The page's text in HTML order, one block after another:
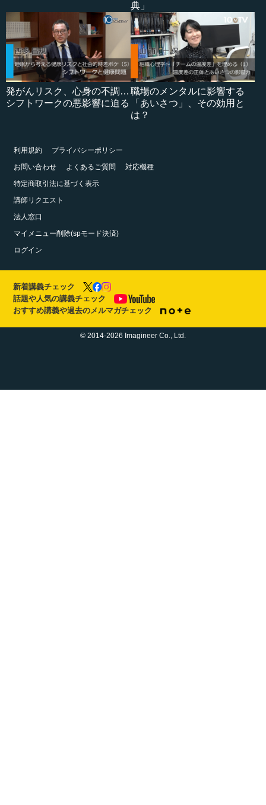
典」
発がんリスク、心身の不調…
シフトワークの悪影響に迫る
職場のメンタルに影響する
「あいさつ」、その効用と
は？
利用規約
プライバシーポリシー
お問い合わせ
よくあるご質問
対応機種
特定商取引法に基づく表示
講師リクエスト
法人窓口
マイメニュー削除(spモード決済)
ログイン
新着講義チェック
話題や人気の講義チェック
おすすめ講義や過去のメルマガチェック
© 2014-2026 Imagineer Co., Ltd.